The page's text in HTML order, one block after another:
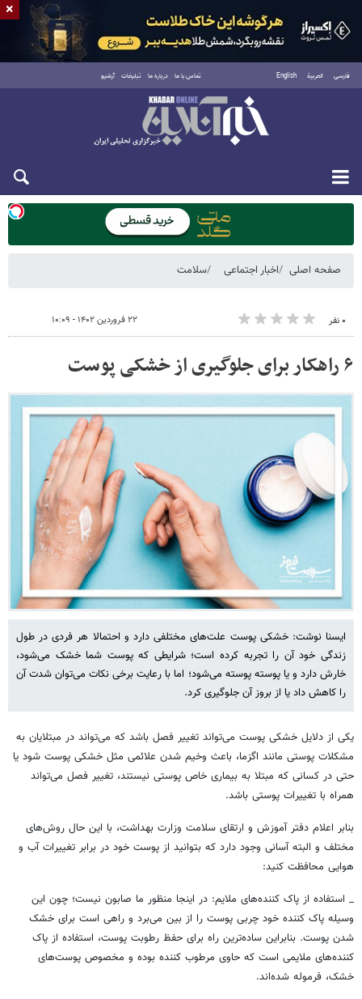
فارسی العربية English تماس با ما درباره ما تبلیغات آرشیو
دوشنبه ۱۹ مرداد ۱۴۰۵
صفحه اصلی اخبار اجتماعی سلامت
۰ نفر ۲۲ فروردین ۱۴۰۲ - ۱۰:۰۹
۶ راهکار برای جلوگیری از خشکی پوست
ایسنا نوشت: خشکی پوست علت‌های مختلفی دارد و احتمالا هر فردی در طول
زندگی خود آن را تجربه کرده است؛ شرایطی که پوست شما خشک می‌شود،
خارش دارد و یا پوسته پوسته می‌شود؛ اما با رعایت برخی نکات می‌توان شدت آن
را کاهش داد یا از بروز آن جلوگیری کرد.
یکی از دلایل خشکی پوست می‌تواند تغییر فصل باشد که می‌تواند در مبتلایان به
مشکلات پوستی مانند اگزما، باعث وخیم شدن علائمی مثل خشکی پوست شود یا
حتی در کسانی که مبتلا به بیماری خاص پوستی نیستند، تغییر فصل می‌تواند
همراه با تغییرات پوستی باشد.
بنابر اعلام دفتر آموزش و ارتقای سلامت وزارت بهداشت، با این حال روش‌های
مختلف و البته آسانی وجود دارد که بتوانید از پوست خود در برابر تغییرات آب و
هوایی محافظت کنید:
_ استفاده از پاک کننده‌های ملایم: در اینجا منظور ما صابون نیست؛ چون این
وسیله پاک کننده خود چربی پوست را از بین می‌برد و راهی است برای خشک
شدن پوست. بنابراین ساده‌ترین راه برای حفظ رطوبت پوست، استفاده از پاک
کننده‌های ملایمی است که حاوی مرطوب کننده بوده و مخصوص پوست‌های
خشک، فرموله شده‌اند.
×